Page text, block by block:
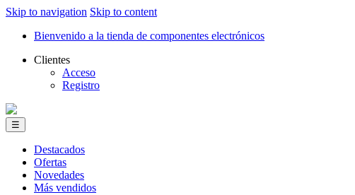
Skip to navigation Skip to content
Bienvenido a la tienda de componentes electrónicos
Clientes
Acceso
Registro
☰
Destacados
Ofertas
Novedades
Más vendidos